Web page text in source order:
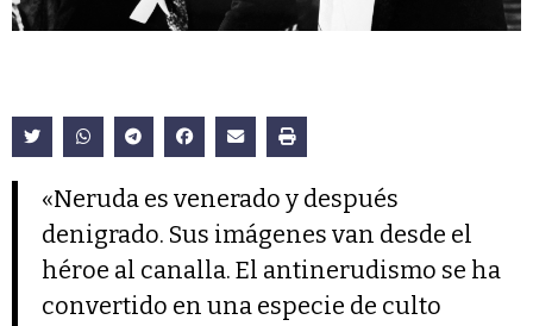
«Neruda es venerado y después
denigrado. Sus imágenes van desde el
héroe al canalla. El antinerudismo se ha
convertido en una especie de culto